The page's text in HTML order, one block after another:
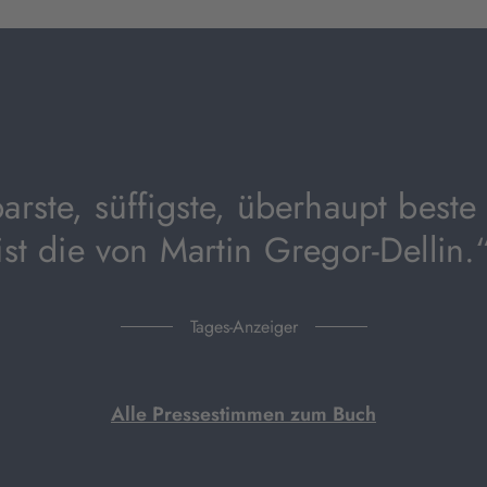
geöffnet)
süffigste, überhaupt
die von Martin Gregor-
Tages-Anzeiger
Alle Pressestimmen zum Buch